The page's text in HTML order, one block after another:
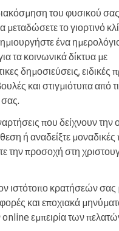
του φυσικού
μεταδώσετε το γιορτινό
ένα
τα κοινωνικά δίκτυα με
δημοσιεύσεις,
και στιγμιότυπα από
σας.
που δείχνουν
ή αναδείξτε
την προσοχή στη
ιστότοπο κρατήσεών σας
και εποχιακά
online εμπειρία των